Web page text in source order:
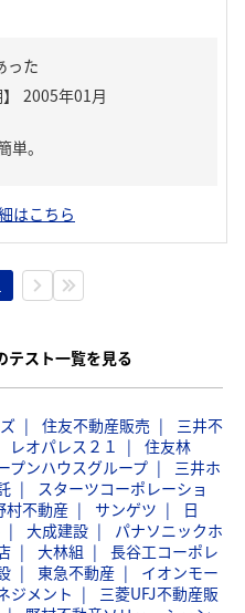
った
。
はこちら
テスト一覧を見る
住友不動産販売
三井不
レオパレス２１
住友林
プンハウスグループ
三井ホ
スターツコーポレーショ
村不動産 サンゲツ
日
大成建設
パナソニックホ
大林組
長谷工コーポレ
東急不動産
イオンモー
ジメント
三菱UFJ不動産販